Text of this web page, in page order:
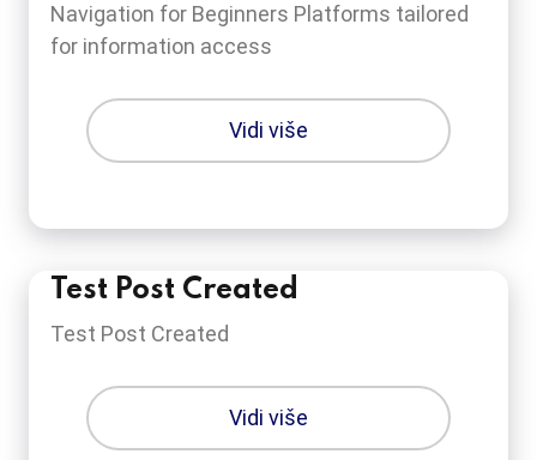
Navigation for Beginners Platforms tailored
for information access
Vidi više
Test Post Created
Test Post Created
Vidi više